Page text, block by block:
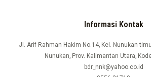
Informasi Kontak
Jl. Arif Rahman Hakim No.14, Kel. Nunukan
Nunukan, Prov. Kalimantan Utara,
bdr_nnk@yahoo.co.id